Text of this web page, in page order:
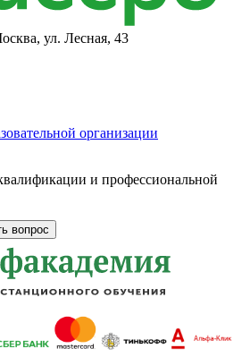
ул. Лесная, 43
организации
и профессиональной
вопрос